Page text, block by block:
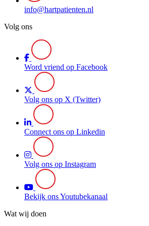
info@hartpatienten.nl
Volg ons
Word vriend op Facebook
Volg ons op X (Twitter)
Connect ons op Linkedin
Volg ons op Instagram
Bekijk ons Youtubekanaal
Wat wij doen